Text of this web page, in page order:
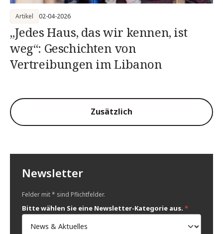
„Jedes Haus, das wir kennen, ist
weg“: Geschichten von
Vertreibungen im Libanon
Artikel 02-04-2026
Zusätzlich
Newsletter
Felder mit * sind Pflichtfelder.
Bitte wählen Sie eine Newsletter-Kategorie aus. *